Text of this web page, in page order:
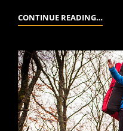
CONTINUE READING…KEEP
!